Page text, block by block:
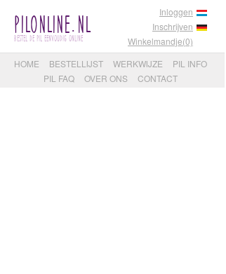
PilOnline.nl
Bestel de pil eenvoudig online
Inloggen
Inschrijven
Winkelmandje(0)
HOME
BESTELLIJST WERKWIJZE
PIL INFO
PIL FAQ
OVER ONS CONTACT